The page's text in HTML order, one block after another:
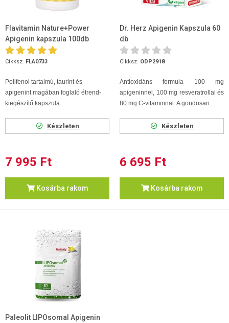
Flavitamin Nature+Power
Apigenin kapszula 100db
Cikksz. FLA0733
Polifenol tartalmú, taurint és
apigenint magában foglaló étrend-
kiegészítő kapszula.
Készleten
7 995 Ft
Kosárba rakom
Dr. Herz Apigenin Kapszula 60
db
Cikksz. ODP2918
Antioxidáns formula 100 mg
apigeninnel, 100 mg resveratrollal és
80 mg C-vitaminnal. A gondosan...
Készleten
6 695 Ft
Kosárba rakom
Paleolit LIPOsomal Apigenin